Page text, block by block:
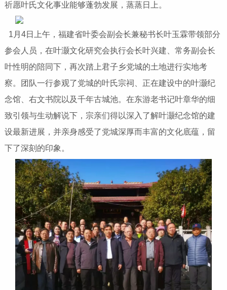
祈愿叶氏文化事业能够蓬勃发展，蒸蒸日上。
1月4日上午，福建省叶委会副会长兼秘书长叶玉霖带领部分
参会人员，在叶灏文化研究会执行会长叶兴建、常务副会长
叶性明的陪同下，再次踏上君子乡党城的土地进行实地考
察。团队一行参观了党城的叶氏宗祠、正在建设中的叶灏纪
念馆、右文书院以及千年古城池。在东游老书记叶章华的细
致引领与生动解说下，宗亲们得以深入了解叶灏纪念馆的建
设最新进展，并亲身感受了党城深厚而丰富的文化底蕴，留
下了深刻的印象。